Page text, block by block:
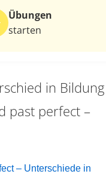
Übungen
starten
in Bildung
past perfect –
– Unterschiede in